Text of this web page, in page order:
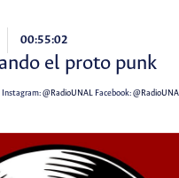
00:55:02
el proto punk
Instagram:@RadioUNALFacebook: